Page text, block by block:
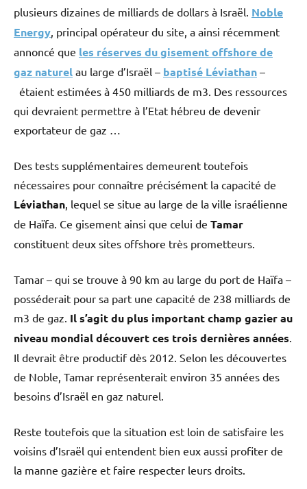
plusieurs dizaines de milliards de dollars à Israël. Noble
Energy , principal opérateur du site, a ainsi récemment
annoncé que les réserves du gisement offshore de
gaz naturel au large d’Israël – baptisé Léviathan –
étaient estimées à 450 milliards de m3. Des ressources
qui devraient permettre à l’Etat hébreu de devenir
exportateur de gaz …
Des tests supplémentaires demeurent toutefois
nécessaires pour connaître précisément la capacité de
Léviathan , lequel se situe au large de la ville israélienne
de Haïfa. Ce gisement ainsi que celui de Tamar
constituent deux sites offshore très prometteurs.
Tamar – qui se trouve à 90 km au large du port de Haïfa –
posséderait pour sa part une capacité de 238 milliards de
m3 de gaz. Il s’agit du plus important champ gazier au
niveau mondial découvert ces trois dernières années
Il devrait être productif dès 2012. Selon les découvertes
de Noble, Tamar représenterait environ 35 années des
besoins d’Israël en gaz naturel.
Reste toutefois que la situation est loin de satisfaire les
voisins d’Israël qui entendent bien eux aussi profiter de
la manne gazière et faire respecter leurs droits.